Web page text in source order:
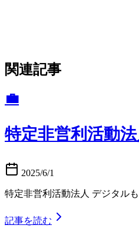
関連記事
💼
特定非営利活動
2025/6/1
特定非営利活動法人 デジタル
記事を読む